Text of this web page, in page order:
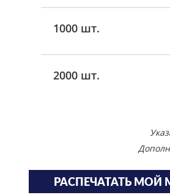
1000 шт.
2000 шт.
РАСПЕЧАТАТЬ МОЙ